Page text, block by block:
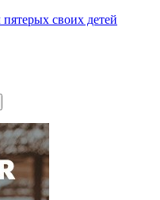
своих детей